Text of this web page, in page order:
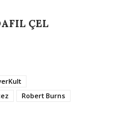
ÇEL
Robert Burns